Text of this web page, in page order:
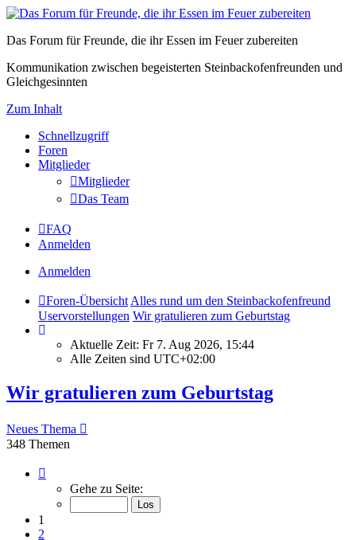
Das Forum für Freunde, die ihr Essen im Feuer zubereiten
Kommunikation zwischen begeisterten Steinbackofenfreunden und
Gleichgesinnten
Zum Inhalt
Schnellzugriff
Foren
Mitglieder
Mitglieder
Das Team
FAQ
Anmelden
Anmelden
Foren-Übersicht Alles rund um den Steinbackofenfreund
Uservorstellungen Wir gratulieren zum Geburtstag
Aktuelle Zeit: Fr 7. Aug 2026, 15:44
Alle Zeiten sind UTC+02:00
Wir gratulieren zum Geburtstag
Neues Thema
348 Themen
von
Gehe zu Seite:
1
2